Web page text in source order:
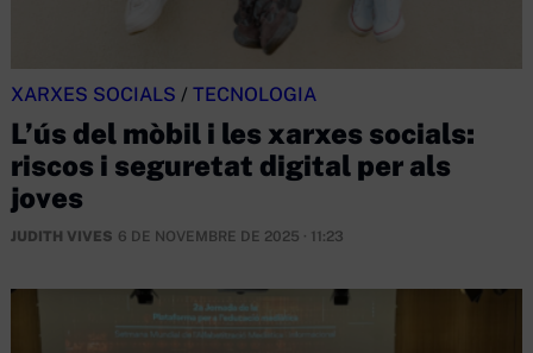
XARXES SOCIALS / TECNOLOGIA
L’ús del mòbil i les xarxes socials:
riscos i seguretat digital per als
joves
JUDITH VIVES 6 DE NOVEMBRE DE 2025 · 11:23